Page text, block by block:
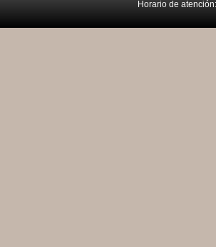
Horario de